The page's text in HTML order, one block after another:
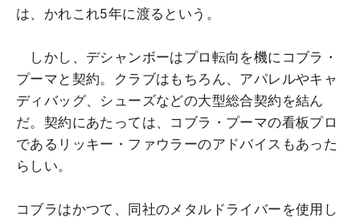
は、かれこれ5年に渡るという。
しかし、デシャンボーはプロ転向を機にコブラ・
プーマと契約。クラブはもちろん、アパレルやキャ
ディバッグ、シューズなどの大型総合契約を結ん
だ。契約にあたっては、コブラ・プーマの看板プロ
であるリッキー・ファウラーのアドバイスもあった
らしい。
コブラはかつて、同社のメタルドライバーを使用し